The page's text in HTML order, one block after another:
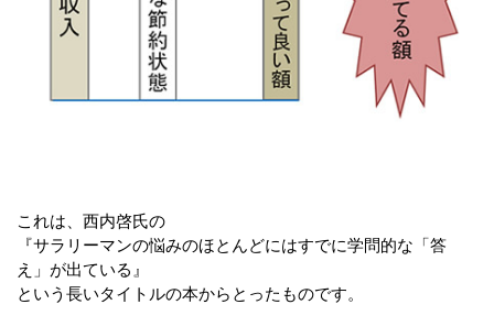
これは、西内啓氏の
『サラリーマンの悩みのほとんどにはすでに学問的な「答
え」が出ている』
という長いタイトルの本からとったものです。